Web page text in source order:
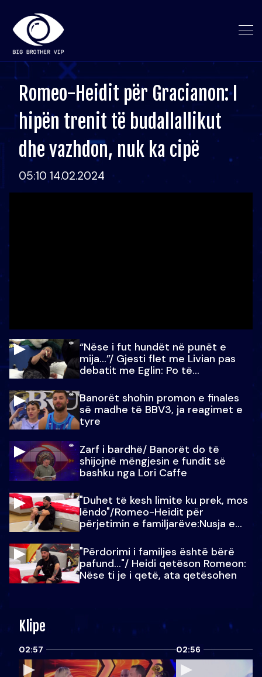
Romeo-Heidit për Gracianon: I
hipën trenit të budallallikut
dhe vazhdon, nuk ka cipë
05:10 14.02.2024
“Nëse i fut hundët në punët e
mija…”/ Gjesti flet me Livian pas
debatit me Eglin: Po të
Banorët shohin promon e finales
së madhe të BBV3, ja reagimet e
tyre
Zarf i bardhë/ Banorët do të
shijojnë mëngjesin e fundit së
bashku nga Lori Caffe
"Duhet të kesh limite ku prek, mos
lëndo"/Romeo-Heidit për
përjetimin e familjarëve:Nusja e
"Përdorimi i familjes është bërë
pafund…"/ Heidi qetëson Romeon:
Nëse ti je i qetë, ata qetësohen
Klipe
02:57 02:56